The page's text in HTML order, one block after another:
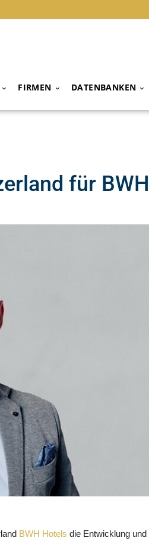
FIRMEN DATENBANKEN
für BWH
BWH Hotels die Entwicklung und